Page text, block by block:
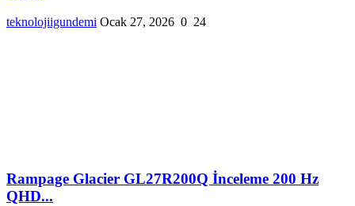
teknolojiigundemi Ocak 27, 2026 0 24
Rampage Glacier GL27R200Q İnceleme 200 Hz
QHD...